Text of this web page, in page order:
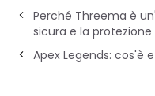
Perché Threema è
sicura e la
Apex Legends: cos'è